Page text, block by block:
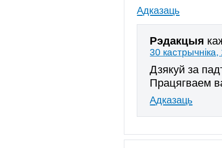
Адказаць
Рэдакцыя
30
Дзякуй за
Працягваем
Адказаць